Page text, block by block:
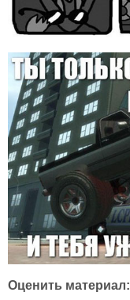
Оценить материал: